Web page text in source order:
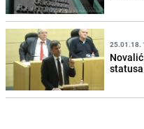
25.01.18.